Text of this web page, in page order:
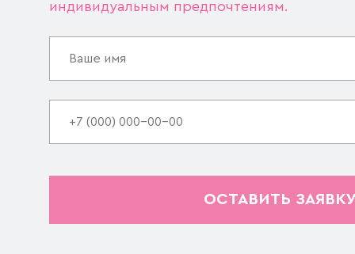
индивидуальным предпочтениям.
ОСТАВИТЬ